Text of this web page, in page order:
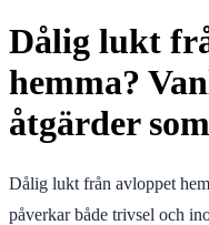
Dålig lukt
hemma?
åtgärder
Dålig lukt från avloppet
påverkar både trivsel och